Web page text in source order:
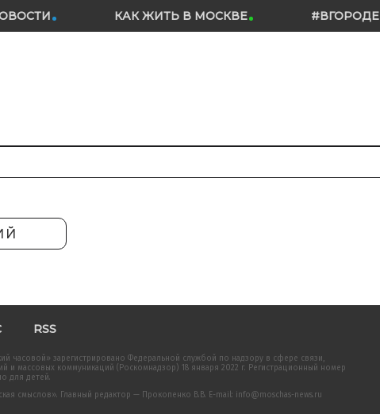
КАК ЖИТЬ В МОСКВЕ #ВГОРОДЕ
RSS
часовой» зарегистрировано Федеральной службой по надзору в сфере связи,
и массовых коммуникаций (Роскомнадзор) 18 января 2022 г. Регистрационный номер
для детей.
смыслов». Главный редактор — Прокопенко В.В. E-mail: info@moschas-news.ru